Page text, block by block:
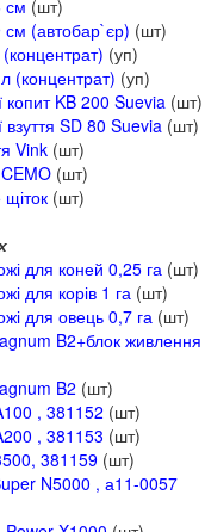
см (шт)
(автобар`єр) (шт)
(уп)
(концентрат) (уп)
копит KB 200 Suevia (шт)
SD 80 Suevia (шт)
Vink (шт)
(шт)
(шт)
для коней 0,25 га (шт)
для корів 1 га (шт)
для овець 0,7 га (шт)
B2+блок живлення
B2 (шт)
, 381152 (шт)
, 381153 (шт)
381159 (шт)
N5000 , а11-0057